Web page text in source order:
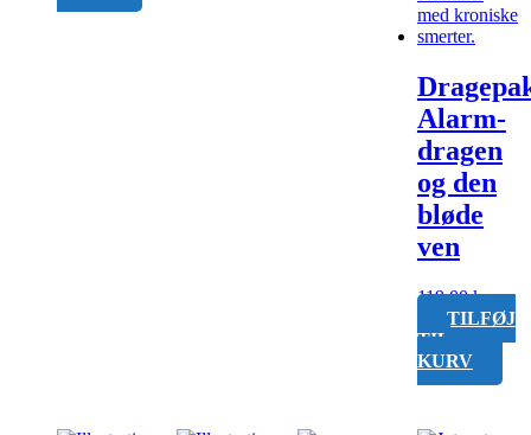
Alarm-
dragen
og den
bløde
ven
119,00kr.
TILFØJ
TIL
KURV